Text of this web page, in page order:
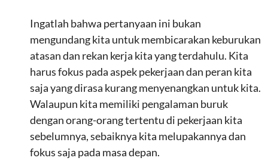
Ingatlah bahwa pertanyaan ini bukan
mengundang kita untuk membicarakan keburukan
atasan dan rekan kerja kita yang terdahulu. Kita
harus fokus pada aspek pekerjaan dan peran kita
saja yang dirasa kurang menyenangkan untuk kita.
Walaupun kita memiliki pengalaman buruk
dengan orang-orang tertentu di pekerjaan kita
sebelumnya, sebaiknya kita melupakannya dan
fokus saja pada masa depan.